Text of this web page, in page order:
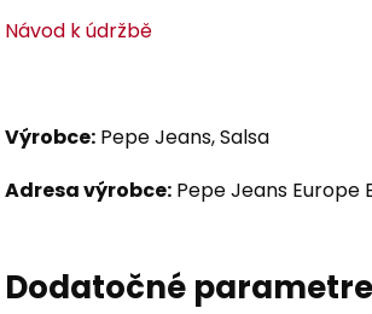
Návod k údržbě
Výrobce: Pepe Jeans, Salsa
Adresa výrobce: Pepe Jeans Europe
Dodatočné parametre